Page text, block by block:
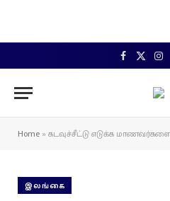
Facebook
X
Home » கடவுச்சீட்டு எடுக்க
இலங்கை